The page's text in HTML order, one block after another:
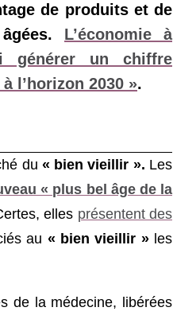
de produits et de
L’économie à
générer un chiffre
l’horizon 2030 ».
du « bien vieillir ». Les
« plus bel âge de la
elles présentent des
au « bien vieillir »les
de la médecine, libérées